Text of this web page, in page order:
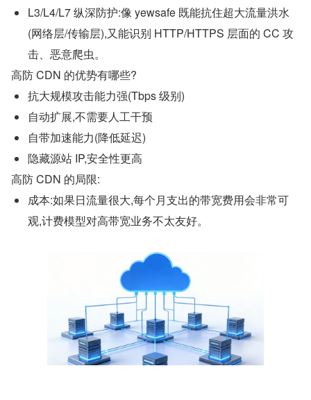
L3/L4/L7 纵深防护:像 yewsafe 既能抗住超大流量洪水
(网络层/传输层),又能识别 HTTP/HTTPS 层面的 CC 攻
击、恶意爬虫。
高防 CDN 的优势有哪些?
抗大规模攻击能力强(Tbps 级别)
自动扩展,不需要人工干预
自带加速能力(降低延迟)
隐藏源站 IP,安全性更高
高防 CDN 的局限:
成本:如果日流量很大,每个月支出的带宽费用会非常可
观,计费模型对高带宽业务不太友好。